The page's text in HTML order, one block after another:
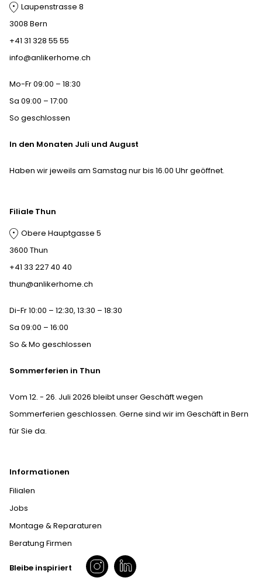
Informationen
Filialen
Jobs
Montage & Reparaturen
Beratung Firmen
Laupenstrasse 8
3008 Bern
+41 31 328 55 55
info@anlikerhome.ch
Mo-Fr 09:00 – 18:30
Sa 09:00 – 17:00
So geschlossen
In den Monaten Juli und August
Haben wir jeweils am Samstag nur bis 16.00 Uhr geöffnet.
Filiale Thun
Obere Hauptgasse 5
3600 Thun
+41 33 227 40 40
thun@anlikerhome.ch
Di-Fr 10:00 – 12:30, 13:30 – 18:30
Sa 09:00 – 16:00
So & Mo geschlossen
Sommerferien in Thun
Vom 12. - 26. Juli 2026 bleibt unser Geschäft wegen
Sommerferien geschlossen. Gerne sind wir im Geschäft in Bern
für Sie da.
Bleibe inspiriert